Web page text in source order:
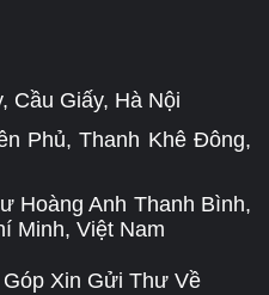
Cầu Giấy, Hà Nội
Phủ, Thanh Khê Đông,
Hoàng Anh Thanh Bình,
Minh, Việt Nam
Xin Gửi Thư Về